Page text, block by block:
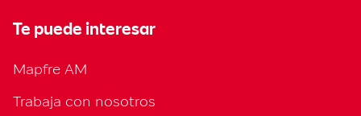
Te puede interesar
Mapfre AM
Trabaja con nosotros